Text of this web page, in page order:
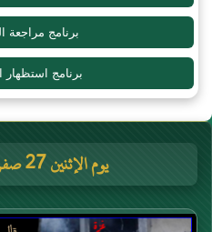
برنامج مراجعة
برنامج استظهار
يوم الإثنين 27 صفر 1448 هجرية